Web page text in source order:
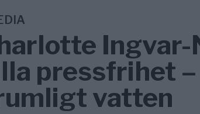
pressfrihet
vatten